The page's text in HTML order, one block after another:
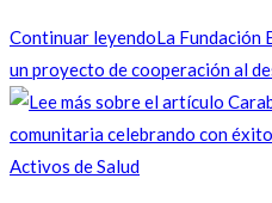
Continuar leyendoLa Fundación
un proyecto de cooperación al